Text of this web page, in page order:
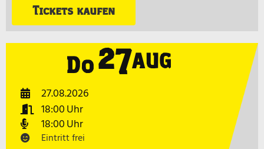
Tickets kaufen
Do27AUG
27.08.2026
18:00
18:00
Eintritt frei